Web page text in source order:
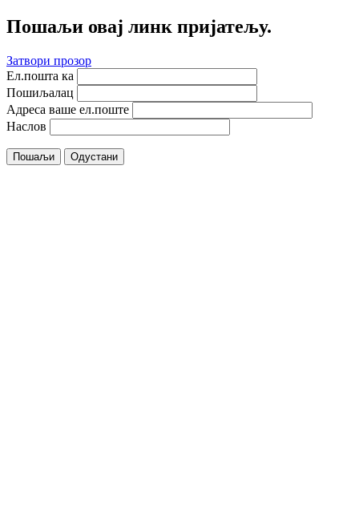
Пошаљи овај линк пријатељу.
Затвори прозор
Ел.пошта ка
Пошиљалац
Адреса ваше ел.поште
Наслов
Пошаљи Одустани